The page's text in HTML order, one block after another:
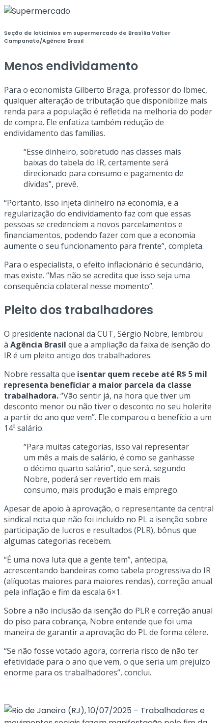
Seção de laticínios em supermercado de Brasília Valter
Campanato/Agência Brasil
Menos endividamento
Para o economista Gilberto Braga, professor do Ibmec,
qualquer alteração de tributação que disponibilize mais
renda para a população é refletida na melhoria do poder
de compra. Ele enfatiza também redução de
endividamento das famílias.
“Esse dinheiro, sobretudo nas classes mais
baixas do tabela do IR, certamente será
direcionado para consumo e pagamento de
dívidas”, prevê.
“Portanto, isso injeta dinheiro na economia, e a
regularização do endividamento faz com que essas
pessoas se credenciem a novos parcelamentos e
financiamentos, podendo fazer com que a economia
aumente o seu funcionamento para frente”, completa.
Para o especialista, o efeito inflacionário é secundário,
mas existe. “Mas não se acredita que isso seja uma
consequência colateral nesse momento”.
Pleito dos trabalhadores
O presidente nacional da CUT, Sérgio Nobre, lembrou
à Agência Brasil que a ampliação da faixa de isenção do
IR é um pleito antigo dos trabalhadores.
Nobre ressalta que isentar quem recebe até R$ 5 mil
representa beneficiar a maior parcela da classe
trabalhadora.“Vão sentir já, na hora que tiver um
desconto menor ou não tiver o desconto no seu holerite
a partir do ano que vem”. Ele comparou o benefício a um
14º salário.
“Para muitas categorias, isso vai representar
um mês a mais de salário, é como se ganhasse
o décimo quarto salário”, que será, segundo
Nobre, poderá ser revertido em mais
consumo, mais produção e mais emprego.
Apesar de apoio à aprovação, o representante da central
sindical nota que não foi incluído no PL a isenção sobre
participação de lucros e resultados (PLR), bônus que
algumas categorias recebem.
“É uma nova luta que a gente tem”, antecipa,
acrescentando bandeiras como tabela progressiva do IR
(alíquotas maiores para maiores rendas), correção anual
pela inflação e fim da escala 6×1.
Sobre a não inclusão da isenção do PLR e correção anual
do piso para cobrança, Nobre entende que foi uma
maneira de garantir a aprovação do PL de forma célere.
“Se não fosse votado agora, correria risco de não ter
efetividade para o ano que vem, o que seria um prejuízo
enorme para os trabalhadores”, conclui.